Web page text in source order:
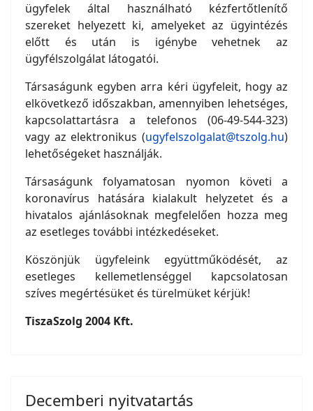
ügyfelek által használható kézfertőtlenítő
szereket helyezett ki, amelyeket az ügyintézés
előtt és után is igénybe vehetnek az
ügyfélszolgálat látogatói.
Társaságunk egyben arra kéri ügyfeleit, hogy az
elkövetkező időszakban, amennyiben lehetséges,
kapcsolattartásra a telefonos (06-49-544-323)
vagy az elektronikus (ugyfelszolgalat@tszolg.hu)
lehetőségeket használják.
Társaságunk folyamatosan nyomon követi a
koronavírus hatására kialakult helyzetet és a
hivatalos ajánlásoknak megfelelően hozza meg
az esetleges további intézkedéseket.
Köszönjük ügyfeleink együttműködését, az
esetleges kellemetlenséggel kapcsolatosan
szíves megértésüket és türelmüket kérjük!
TiszaSzolg 2004 Kft.
Decemberi nyitvatartás